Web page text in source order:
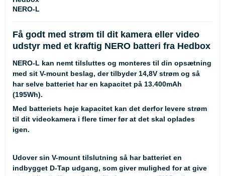
NERO-L
Få godt med strøm til dit kamera eller video
udstyr med et kraftig NERO batteri fra Hedbox
NERO-L kan nemt tilsluttes og monteres til din opsætning
med sit V-mount beslag, der tilbyder 14,8V strøm og så
har selve batteriet har en kapacitet på 13.400mAh
(195Wh).
Med batteriets høje kapacitet kan det derfor levere strøm
til dit videokamera i flere timer før at det skal oplades
igen.
Udover sin V-mount tilslutning så har batteriet en
indbygget D-Tap udgang, som giver mulighed for at give